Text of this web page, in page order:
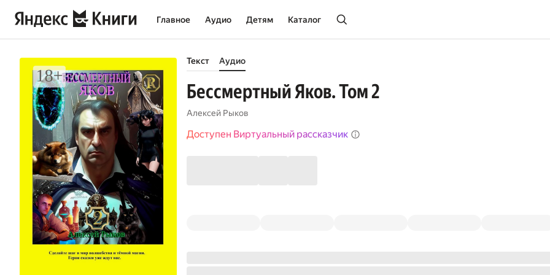
Главное Аудио Детям Каталог
Текст Аудио
Бессмертный Яков. Том 2
Алексей Рыков
Доступен Виртуальный рассказчик